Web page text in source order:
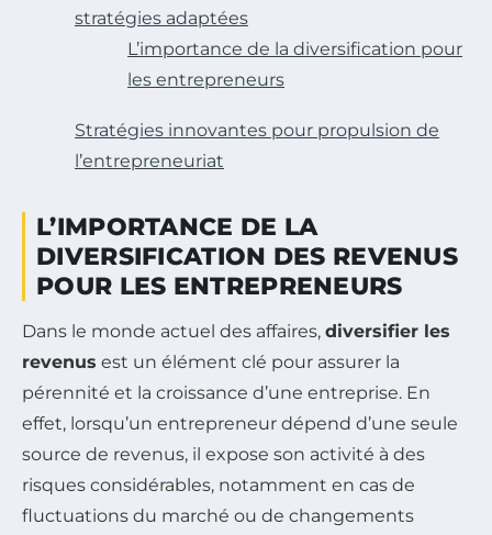
stratégies adaptées
L’importance de la diversification pour
les entrepreneurs
Stratégies innovantes pour propulsion de
l’entrepreneuriat
L’IMPORTANCE DE LA
DIVERSIFICATION DES REVENUS
POUR LES ENTREPRENEURS
Dans le monde actuel des affaires, diversifier les
revenus est un élément clé pour assurer la
pérennité et la croissance d’une entreprise. En
effet, lorsqu’un entrepreneur dépend d’une seule
source de revenus, il expose son activité à des
risques considérables, notamment en cas de
fluctuations du marché ou de changements